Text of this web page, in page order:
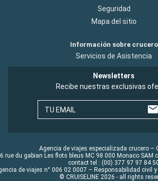
Seguridad
Mapa del sitio
Información sobre crucero
Servicios de Asistencia
Newsletters
Recibe nuestras exclusivas
TU EMAIL
Agencia de viajes especializada crucero –
rue du gabian Les flots bleus MC 98 000 Monaco SAM
contact tel : (00) 377 97 97 84
de viajes n° 006 02 0007 – Responsabilidad civil
© CRUISELINE 2026 - all rights